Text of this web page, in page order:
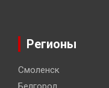
Регионы
Смоленск